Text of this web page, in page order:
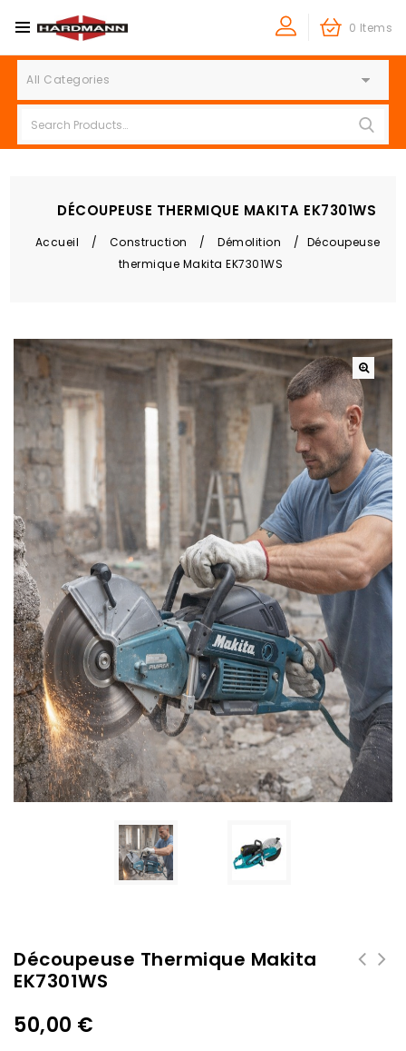
0 Items
All Categories
DÉCOUPEUSE THERMIQUE MAKITA EK7301WS
Accueil / Construction / Démolition / Découpeuse
thermique Makita EK7301WS
Découpeuse Thermique Makita
EK7301WS
50,00 €